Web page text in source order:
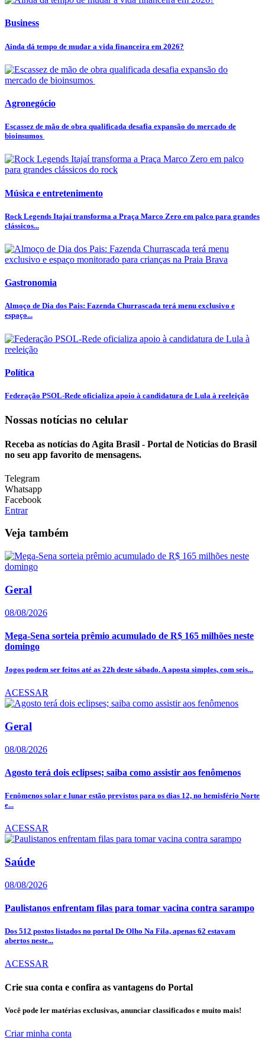
Business
Ainda dá tempo de mudar a vida financeira em 2026?
Agronegócio
Escassez de mão de obra qualificada desafia expansão do mercado de
bioinsumos
Música e entretenimento
Rock Legends Itajaí transforma a Praça Marco Zero em palco para grandes
clássicos...
Gastronomia
Almoço de Dia dos Pais: Fazenda Churrascada terá menu exclusivo e
espaço...
Política
Federação PSOL-Rede oficializa apoio à candidatura de Lula à reeleição
Nossas notícias no celular
Receba as notícias do Agita Brasil - Portal de Noticias do Brasil
no seu app favorito de mensagens.
Telegram
Whatsapp
Facebook
Entrar
Veja também
Geral
08/08/2026
Mega-Sena sorteia prêmio acumulado de R$ 165 milhões neste
domingo
Jogos podem ser feitos até as 22h deste sábado. A aposta simples, com seis...
ACESSAR
Geral
08/08/2026
Agosto terá dois eclipses; saiba como assistir aos fenômenos
Fenômenos solar e lunar estão previstos para os dias 12, no hemisfério Norte
e...
ACESSAR
Saúde
08/08/2026
Paulistanos enfrentam filas para tomar vacina contra sarampo
Dos 512 postos listados no portal De Olho Na Fila, apenas 62 estavam
abertos neste...
ACESSAR
Crie sua conta e confira as vantagens do Portal
Você pode ler matérias exclusivas, anunciar classificados e muito mais!
Criar minha conta